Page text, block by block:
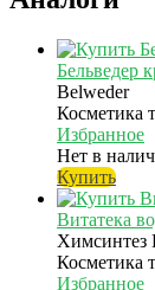
Бельведер
Belweder
Косметика
Избранное
Нет в
Купить
Витатека
Косметика
Избранное